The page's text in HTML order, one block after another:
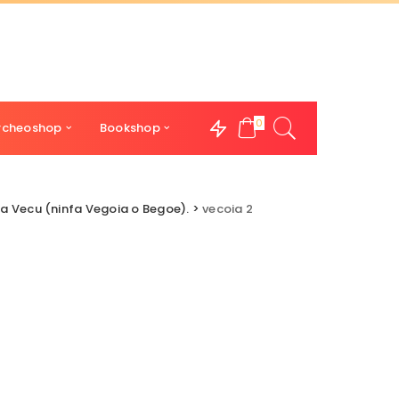
Bookshop 0
Vecu (ninfa Vegoia o Begoe). >vecoia 2